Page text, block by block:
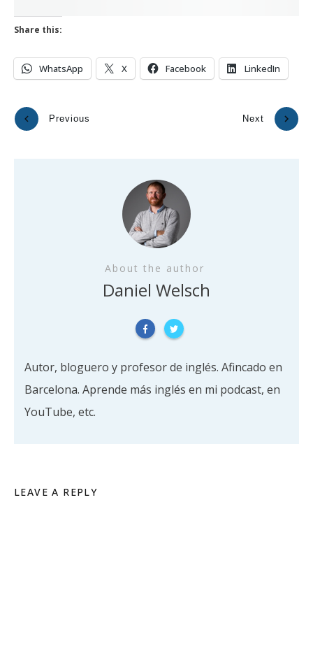
Share this:
WhatsApp X Facebook LinkedIn
Previous Next
About the author
Daniel Welsch
Autor, bloguero y profesor de inglés. Afincado en
Barcelona. Aprende más inglés en mi podcast, en
YouTube, etc.
LEAVE A REPLY